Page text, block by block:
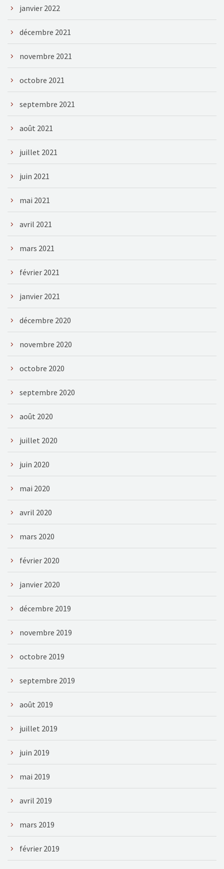
janvier 2022
décembre 2021
novembre 2021
octobre 2021
septembre 2021
août 2021
juillet 2021
juin 2021
mai 2021
avril 2021
mars 2021
février 2021
janvier 2021
décembre 2020
novembre 2020
octobre 2020
septembre 2020
août 2020
juillet 2020
juin 2020
mai 2020
avril 2020
mars 2020
février 2020
janvier 2020
décembre 2019
novembre 2019
octobre 2019
septembre 2019
août 2019
juillet 2019
juin 2019
mai 2019
avril 2019
mars 2019
février 2019